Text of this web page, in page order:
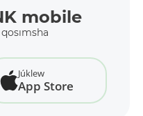
mobile
Júklew
App Store